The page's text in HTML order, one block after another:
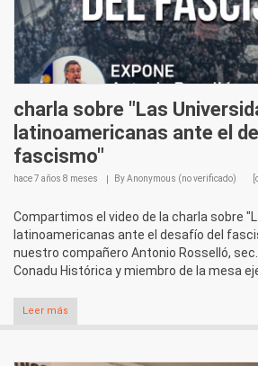
charla sobre "Las
latinoamericanas ante el
fascismo"
hace 7 años 8 meses ByAnonymous (no verificado)
Compartimos el video de la charla sobre
latinoamericanas ante el desafío del
nuestro compañero Antonio Rosselló,
Conadu Histórica y miembro de la mesa
Leer más